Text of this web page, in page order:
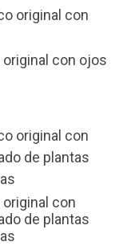
original con ojos
con
de plantas